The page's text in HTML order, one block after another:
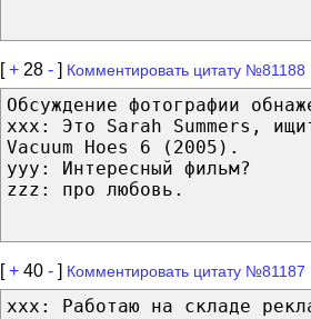
[+ 28 - ] Комментировать цитату №81188
Обсуждение фотографии
xxx: Это Sarah Summers,
Vacuum Hoes 6 (2005).
yyy: Интересный фильм?
zzz: про любовь.
[+ 40 - ] Комментировать цитату №81187
ххх: Работаю на складе